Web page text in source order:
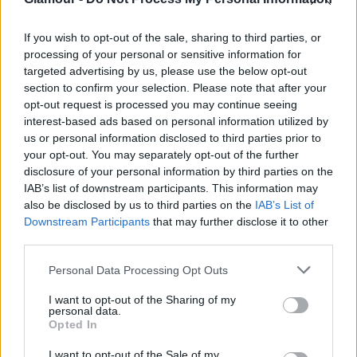
If you wish to opt-out of the sale, sharing to third parties, or
processing of your personal or sensitive information for
targeted advertising by us, please use the below opt-out
section to confirm your selection. Please note that after your
opt-out request is processed you may continue seeing
interest-based ads based on personal information utilized by
us or personal information disclosed to third parties prior to
your opt-out. You may separately opt-out of the further
disclosure of your personal information by third parties on the
IAB’s list of downstream participants. This information may
also be disclosed by us to third parties on the IAB’s List of
Downstream Participants that may further disclose it to other
Please note that this website/app uses one or more Google
not limited to your visit or usage behaviour. You may click to
grant or deny consent to Google and its third-party tags to
use your data for below specified purposes in below Google
consent section.
Personal Data Processing Opt Outs
I want to opt-out of the Sharing of my
personal data.
Opted In
Ár:
Authentic Hawaiian Floral – 16990
Slip-on Hawaiian Floral – 16990
Sk8-hi Hawaiian Floral – 19990